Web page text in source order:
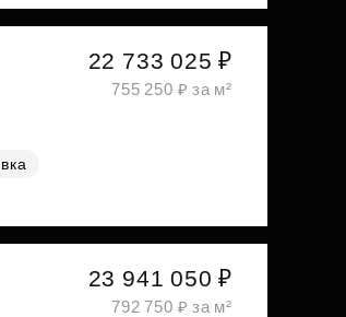
22 733 025 ₽
755 250 ₽ за м²
23 941 050 ₽
792 750 ₽ за м²